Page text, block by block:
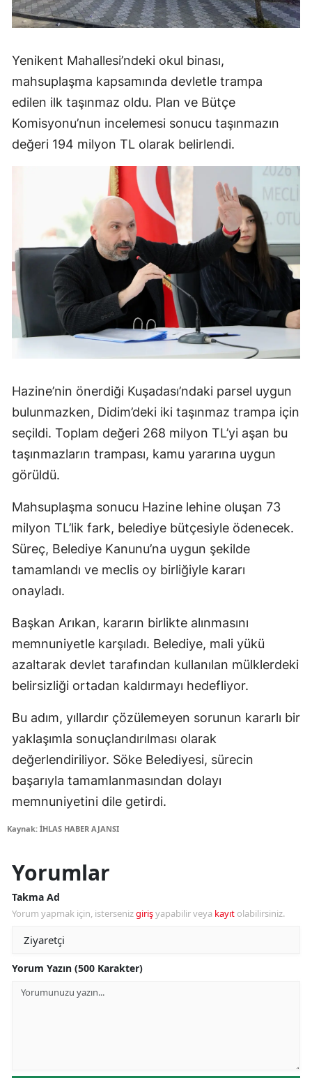
Yenikent Mahallesi’ndeki okul binası,
mahsuplaşma kapsamında devletle trampa
edilen ilk taşınmaz oldu. Plan ve Bütçe
Komisyonu’nun incelemesi sonucu taşınmazın
değeri 194 milyon TL olarak belirlendi.
Hazine’nin önerdiği Kuşadası’ndaki parsel uygun
bulunmazken, Didim’deki iki taşınmaz trampa için
seçildi. Toplam değeri 268 milyon TL’yi aşan bu
taşınmazların trampası, kamu yararına uygun
görüldü.
Mahsuplaşma sonucu Hazine lehine oluşan 73
milyon TL’lik fark, belediye bütçesiyle ödenecek.
Süreç, Belediye Kanunu’na uygun şekilde
tamamlandı ve meclis oy birliğiyle kararı
onayladı.
Başkan Arıkan, kararın birlikte alınmasını
memnuniyetle karşıladı. Belediye, mali yükü
azaltarak devlet tarafından kullanılan mülklerdeki
belirsizliği ortadan kaldırmayı hedefliyor.
Bu adım, yıllardır çözülemeyen sorunun kararlı bir
yaklaşımla sonuçlandırılması olarak
değerlendiriliyor. Söke Belediyesi, sürecin
başarıyla tamamlanmasından dolayı
memnuniyetini dile getirdi.
Kaynak: İHLAS HABER AJANSI
Yorumlar
Takma Ad
Yorum yapmak için, istersenizgirişyapabilir veya kayıt olabilirsiniz.
Yorum Yazın (500 Karakter)